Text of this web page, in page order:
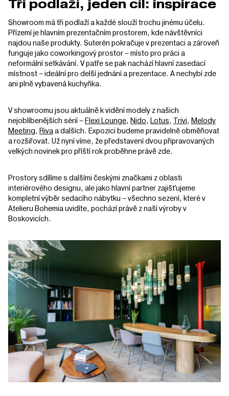
Tři podlaží, jeden cíl: inspirace
Showroom má tři podlaží a každé slouží trochu jinému účelu.
Přízemí je hlavním prezentačním prostorem, kde návštěvníci
najdou naše produkty. Suterén pokračuje v prezentaci a zároveň
funguje jako coworkingový prostor – místo pro práci a
neformální setkávání. V patře se pak nachází hlavní zasedací
místnost – ideální pro delší jednání a prezentace. A nechybí zde
ani plně vybavená kuchyňka.
V showroomu jsou aktuálně k vidění modely z našich
nejoblíbenějších sérií –Flexi Lounge, Nido, Lotus, Trivi, Melody
Meeting, Rivaa dalších. Expozici budeme pravidelně obměňovat
a rozšiřovat. Už nyní víme, že představení dvou připravovaných
velkých novinek pro příští rok proběhne právě zde.
Prostory sdílíme s dalšími českými značkami z oblasti
interiérového designu, ale jako hlavní partner zajišťujeme
kompletní výběr sedacího nábytku – všechno sezení, které v
Atelieru Bohemia uvidíte, pochází právě z naší výroby v
Boskovicích.